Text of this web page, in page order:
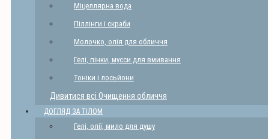
Міцеллярна вода
Піллінги і скраби
Молочко, олія для обличчя
Гелі, пінки, мусси для вмивання
Тоніки і лосьйони
Дивитися всі Очищення обличчя
ДОГЛЯД ЗА ТІЛОМ
Гелі, олії, мило для душу